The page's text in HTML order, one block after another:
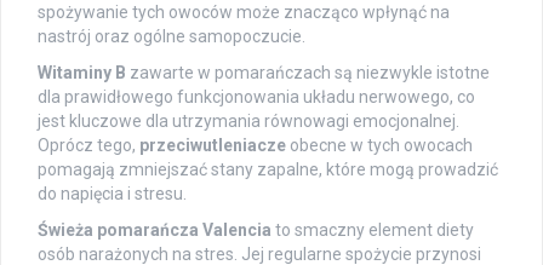
spożywanie tych owoców może znacząco wpłynąć na
nastrój oraz ogólne samopoczucie.
Witaminy B zawarte w pomarańczach są niezwykle istotne
dla prawidłowego funkcjonowania układu nerwowego, co
jest kluczowe dla utrzymania równowagi emocjonalnej.
Oprócz tego, przeciwutleniacze obecne w tych owocach
pomagają zmniejszać stany zapalne, które mogą prowadzić
do napięcia i stresu.
Świeża pomarańcza Valencia to smaczny element diety
osób narażonych na stres. Jej regularne spożycie przynosi